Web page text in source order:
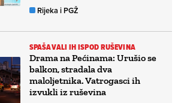
Rijeka i PGŽ
SPAŠAVALI IH ISPOD RUŠEVINA
Drama na Pećinama: Urušio se
balkon, stradala dva
maloljetnika. Vatrogasci ih
izvukli iz ruševina